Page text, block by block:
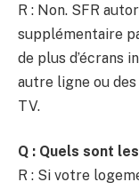
R : Non. SFR
supplémentaire
de plus d’écrans
autre ligne ou
TV.
Q : Quels sont
R : Si votre